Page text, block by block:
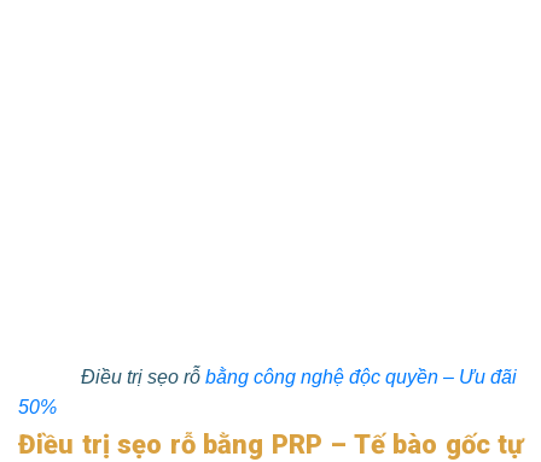
Điều trị sẹo rỗ bằng công nghệ độc quyền – Ưu đãi
50%
Điều trị sẹo rỗ bằng PRP – Tế bào gốc tự